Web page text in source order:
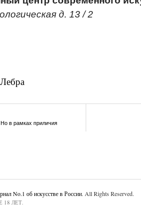
д. 13 / 2
в рамках приличия
No.1 об искусстве в России. All Rights Reserved.
18 ЛЕТ.